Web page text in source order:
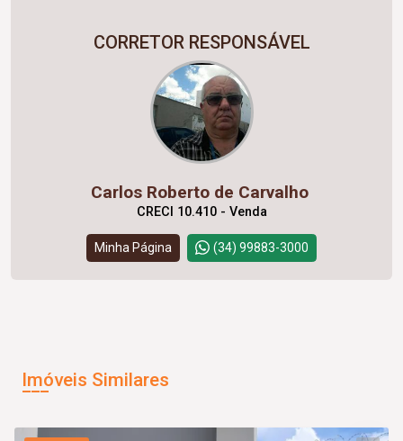
CORRETOR RESPONSÁVEL
Carlos Roberto de Carvalho
CRECI 10.410 - Venda
Minha Página (34) 99883-3000
Imóveis Similares